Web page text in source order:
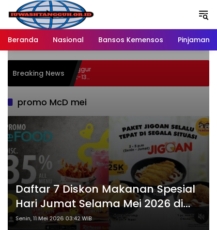
Langsung
konten
Beranda
Nasional Bansos Kemensos Pinjaman
Breaking News
Persen Buah Anggur
Spesial 12-13
promo McD mei
Daftar 7 Diskon Makanan Spesial
Hari Jumat Selama Mei 2026 di
Berbagai Gerai Favorit
Senin, 11 Mei 2026 03:42 WIB